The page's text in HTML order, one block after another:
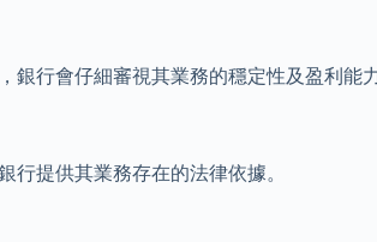
行會仔細審視其業務的穩定性及盈利能力
行提供其業務存在的法律依據。